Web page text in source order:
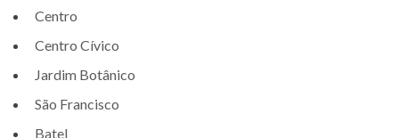
Centro
Centro Cívico
Jardim Botânico
São Francisco
Batel